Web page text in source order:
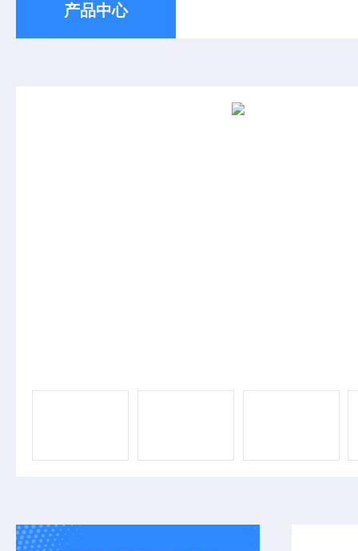
产品中心